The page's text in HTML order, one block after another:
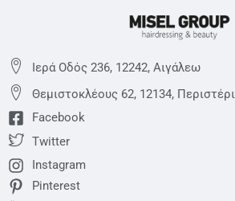
Ιερά Οδός 236, 12242, Αιγάλεω
Θεμιστoκλέους 62, 12134, Περιστέρι
Facebook
Twitter
Instagram
Pinterest